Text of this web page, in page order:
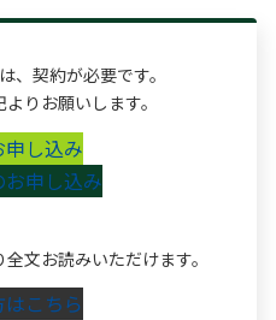
、契約が必要です。
りお願いします。
し込み
申し込み
文お読みいただけます。
こちら